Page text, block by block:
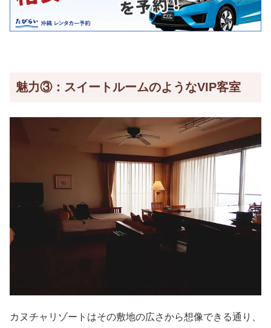
魅力③：スイートルームのようなVIP客室
カヌチャリゾートはその敷地の広さから想像できる通り、